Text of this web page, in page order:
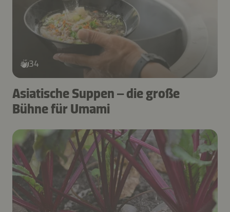
34
Asiatische Suppen – die große
Bühne für Umami